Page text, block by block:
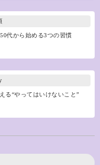
代から始める3つの習慣
る“やってはいけないこと”